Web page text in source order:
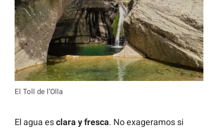
El Toll de l’Olla
El agua esclara y fresca. No exageramos si